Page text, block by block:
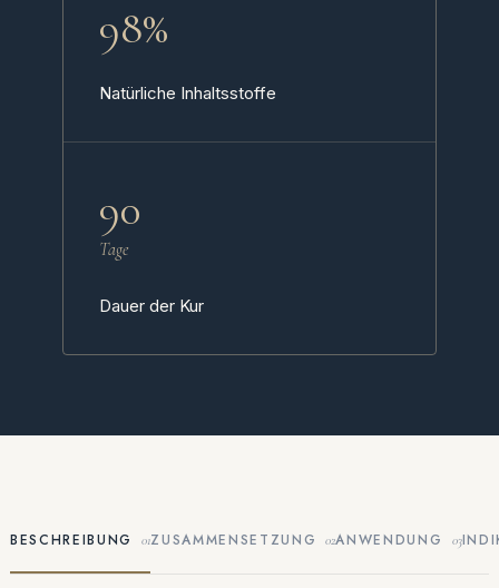
98%
Natürliche Inhaltsstoffe
90
Tage
Dauer der Kur
BESCHREIBUNG 01ZUSAMMENSETZUNG 02ANWENDUNG 03